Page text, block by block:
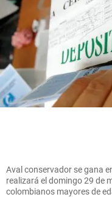
Aval conservador se gana
realizará el domingo 29 de
colombianos mayores de